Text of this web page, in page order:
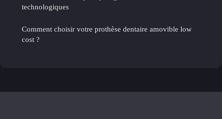
technologiques
Comment choisir votre prothèse dentaire amovible low
cost ?